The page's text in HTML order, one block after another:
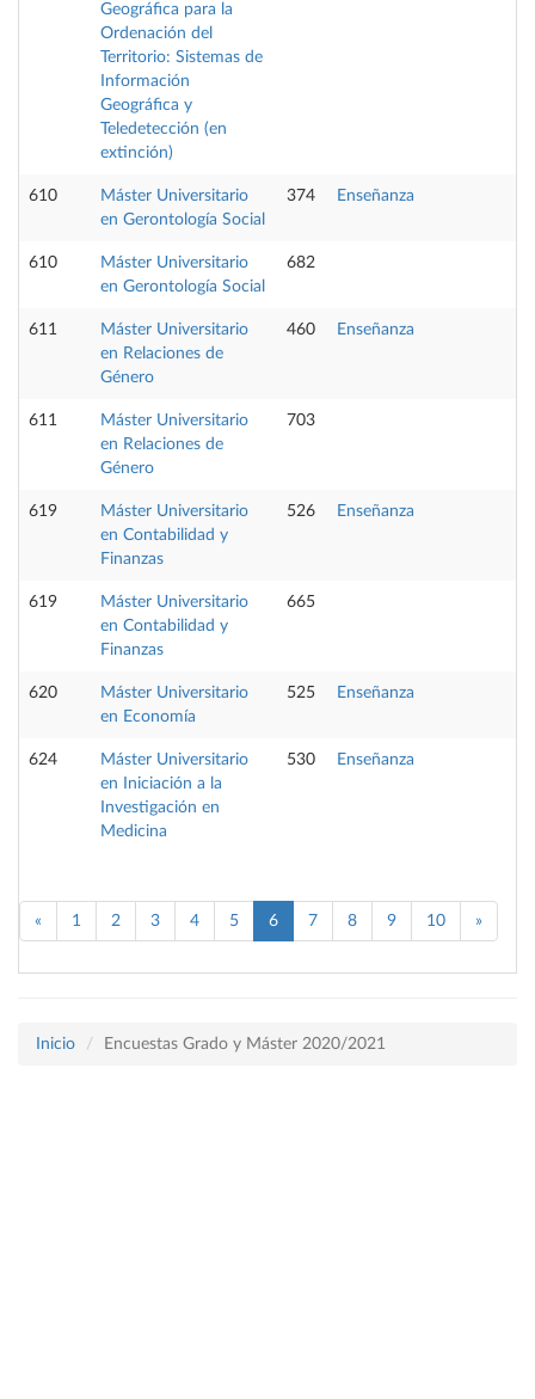
Geográfica para la
Ordenación del
Territorio: Sistemas de
Información
Geográfica y
Teledetección (en
extinción)
610
Máster Universitario
en Gerontología Social
374 Enseñanza
610
Máster Universitario
en Gerontología Social
682
611
Máster Universitario
en Relaciones de
Género
460 Enseñanza
611
Máster Universitario
en Relaciones de
Género
703
619
Máster Universitario
en Contabilidad y
Finanzas
526 Enseñanza
619
Máster Universitario
en Contabilidad y
Finanzas
665
620
Máster Universitario
en Economía
525 Enseñanza
624
Máster Universitario
en Iniciación a la
Investigación en
Medicina
530 Enseñanza
« 1 2 3 4 5 6 7 8 9 10 »
Inicio Encuestas Grado y Máster 2020/2021